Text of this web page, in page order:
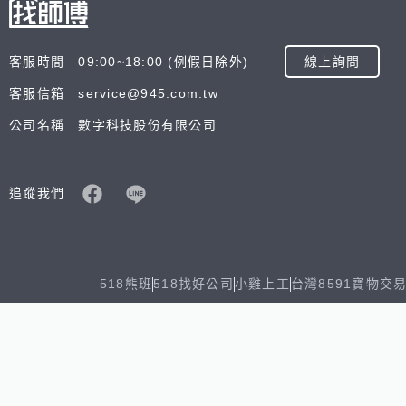
客服時間 09:00~18:00 (例假日除外) 線上詢問
客服信箱 service@945.com.tw
公司名稱 數字科技股份有限公司
追蹤我們
518熊班 518找好公司 小雞上工 台灣8591寶物交